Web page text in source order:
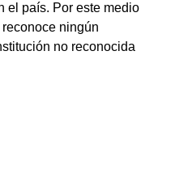
el país. Por este medio
ningún
no reconocida